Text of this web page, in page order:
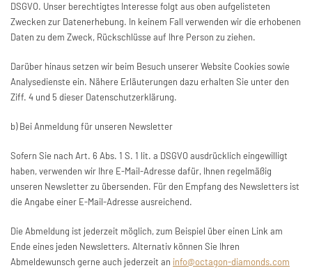
DSGVO. Unser berechtigtes Interesse folgt aus oben aufgelisteten
Zwecken zur Datenerhebung. In keinem Fall verwenden wir die erhobenen
Daten zu dem Zweck, Rückschlüsse auf Ihre Person zu ziehen.
Darüber hinaus setzen wir beim Besuch unserer Website Cookies sowie
Analysedienste ein. Nähere Erläuterungen dazu erhalten Sie unter den
Ziff. 4 und 5 dieser Datenschutzerklärung.
b) Bei Anmeldung für unseren Newsletter
Sofern Sie nach Art. 6 Abs. 1 S. 1 lit. a DSGVO ausdrücklich eingewilligt
haben, verwenden wir Ihre E-Mail-Adresse dafür, Ihnen regelmäßig
unseren Newsletter zu übersenden. Für den Empfang des Newsletters ist
die Angabe einer E-Mail-Adresse ausreichend.
Die Abmeldung ist jederzeit möglich, zum Beispiel über einen Link am
Ende eines jeden Newsletters. Alternativ können Sie Ihren
Abmeldewunsch gerne auch jederzeit an info@octagon-diamonds.com